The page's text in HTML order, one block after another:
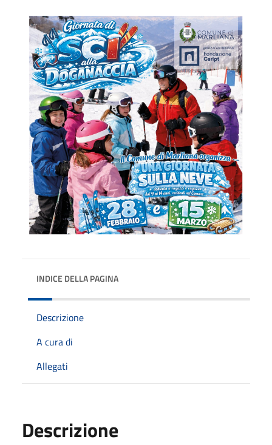
INDICE DELLA PAGINA
Descrizione
A cura di
Allegati
Descrizione